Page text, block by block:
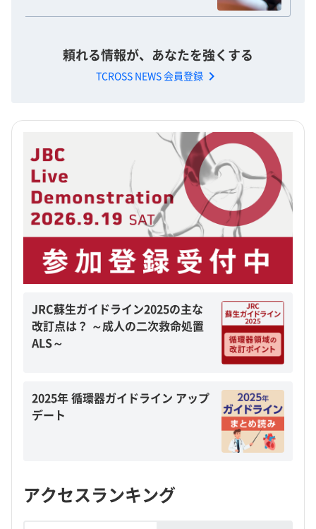
頼れる情報が、あなたを強くする
TCROSS NEWS 会員登録 chevron_right
JRC蘇生ガイドライン2025の主な
改訂点は？ ～成人の二次救命処置
ALS～
2025年 循環器ガイドライン アップ
デート
アクセスランキング